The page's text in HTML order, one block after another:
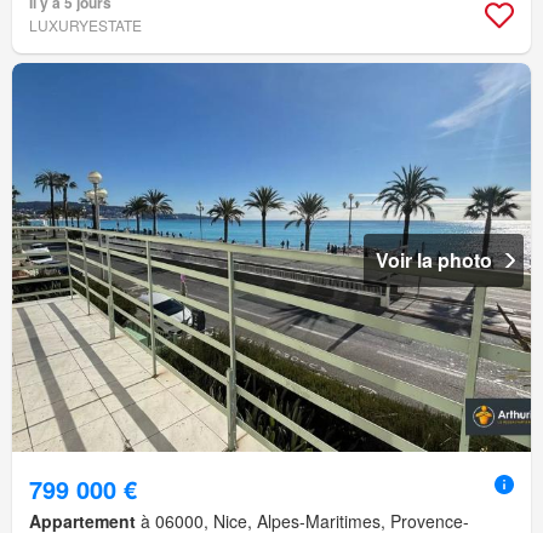
LUXURYESTATE
Voir la photo
799 000 €
Appartement à 06000, Nice, Alpes-Maritimes, Provence-